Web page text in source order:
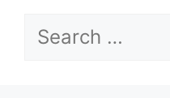
Search